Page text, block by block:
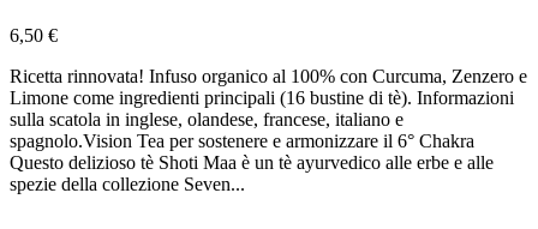
6,50 €
Ricetta rinnovata! Infuso organico al 100% con Curcuma, Zenzero e
Limone come ingredienti principali (16 bustine di tè). Informazioni
sulla scatola in inglese, olandese, francese, italiano e
spagnolo.Vision Tea per sostenere e armonizzare il 6° Chakra
Questo delizioso tè Shoti Maa è un tè ayurvedico alle erbe e alle
spezie della collezione Seven...